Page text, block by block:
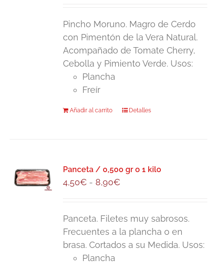
Pincho Moruno. Magro de Cerdo
con Pimentón de la Vera Natural.
Acompañado de Tomate Cherry,
Cebolla y Pimiento Verde. Usos:
Plancha
Freír
Añadir al carrito Detalles
Panceta / 0,500 gr o 1 kilo
4,50€ - 8,90€Rango
desde
4,50€
hasta
Panceta. Filetes muy sabrosos.
Frecuentes a la plancha o en
brasa. Cortados a su Medida. Usos:
Plancha